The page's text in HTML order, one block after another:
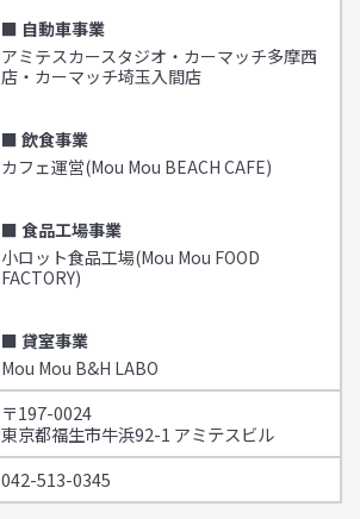
■ 自動車事業
アミテスカースタジオ・カーマッチ多摩西
店・カーマッチ埼玉入間店
■ 飲食事業
カフェ運営(Mou Mou BEACH CAFE)
■ 食品工場事業
小ロット食品工場(Mou Mou FOOD
FACTORY)
■ 貸室事業
Mou Mou B&H LABO
〒197-0024
東京都福生市牛浜92-1 アミテスビル
042-513-0345